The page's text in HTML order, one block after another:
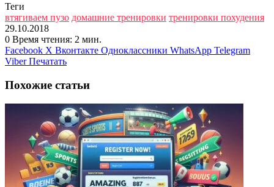
Теги
втягиваем пузо домашние тренировки тренировки похудения
29.10.2018
0 Время чтения: 2 мин.
Facebook X Вконтакте Одноклассники WhatsApp Telegram
Viber Печатать
Похожие статьи